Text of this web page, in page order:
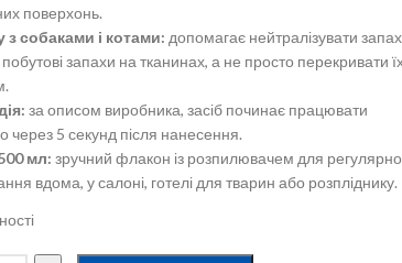
поверхонь.
собаками і котами: допомагає нейтралізувати запах
побутові запахи на тканинах, а не просто перекривати
за описом виробника, засіб починає працювати
через 5 секунд після нанесення.
мл: зручний флакон із розпилювачем для
вдома, у салоні, готелі для тварин або розпліднику.